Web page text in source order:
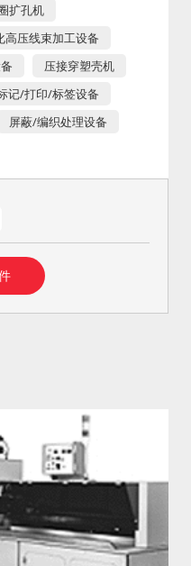
扩孔机
高压线束加工设备
压接穿塑壳机
记/打印/标签设备
屏蔽/编织处理设备